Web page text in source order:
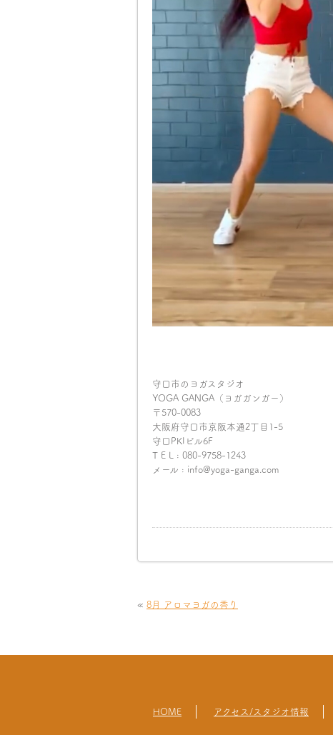
守口市のヨガスタジオ
YOGA GANGA（ヨガガンガー）
〒570-0083
大阪府守口市京阪本通2丁目1-5
守口PKIビル6F
T E L : 080-9758-1243
メール : info@yoga-ganga.com
« 8月 アロマヨガの香り
HOME アクセス/スタジオ情報